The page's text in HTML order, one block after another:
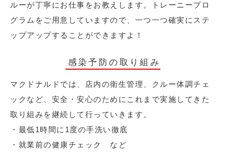
ルーが丁寧にお仕事をお教えします。トレーニープロ
グラムをご用意していますので、一つ一つ確実にステ
ップアップすることができますよ！
感染予防の取り組み
マクドナルドでは、店内の衛生管理、クルー体調チェ
ックなど、安全・安心のためにこれまで実施してきた
取り組みを継続して行っていきます。
・最低1時間に1度の手洗い徹底
・就業前の健康チェック など